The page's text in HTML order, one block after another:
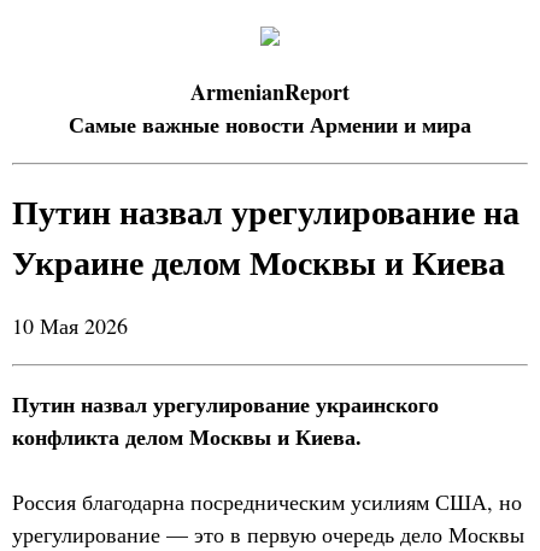
ArmenianReport
Самые важные новости Армении и мира
Путин назвал урегулирование на
Украине делом Москвы и Киева
10 Мая 2026
Путин назвал урегулирование украинского
конфликта делом Москвы и Киева.
Россия благодарна посредническим усилиям США, но
урегулирование — это в первую очередь дело Москвы